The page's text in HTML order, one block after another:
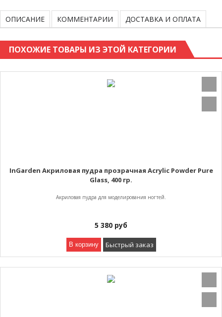
ОПИСАНИЕ КОММЕНТАРИИ ДОСТАВКА И ОПЛАТА
ПОХОЖИЕ ТОВАРЫ ИЗ ЭТОЙ КАТЕГОРИИ
InGarden Акриловая пудра прозрачная Acrylic Powder Pure
Glass, 400 гр.
Акриловая пудра для моделирования ногтей.
5 380 руб
В корзину Быстрый заказ